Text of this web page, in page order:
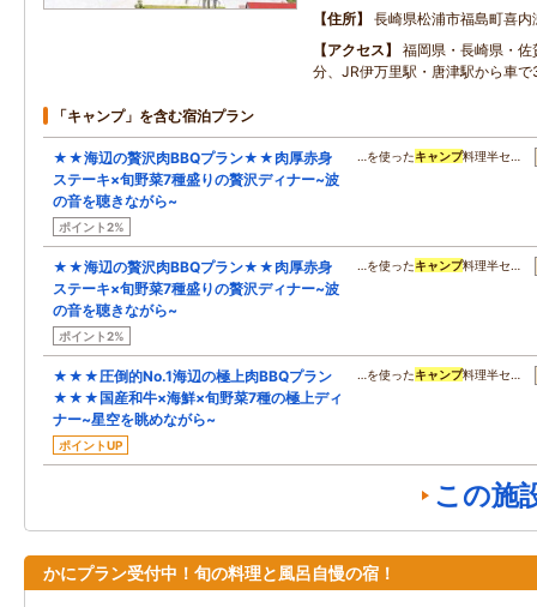
住所
長崎県松浦市福島町喜内
アクセス
福岡県・長崎県・
分、JR伊万里駅・唐津駅から車
「キャンプ」を含む宿泊プラン
★★海辺の贅沢肉BBQプラン★★肉厚赤身
ステーキ×旬野菜7種盛りの贅沢ディナー~波
の音を聴きながら~
ポイント2%
…を使ったキャンプ料理半セ…
★★海辺の贅沢肉BBQプラン★★肉厚赤身
ステーキ×旬野菜7種盛りの贅沢ディナー~波
の音を聴きながら~
ポイント2%
…を使ったキャンプ料理半セ…
★★★圧倒的No.1海辺の極上肉BBQプラン
★★★国産和牛×海鮮×旬野菜7種の極上ディ
ナー~星空を眺めながら~
ポイントUP
…を使ったキャンプ料理半セ…
この施
かにプラン受付中！旬の料理と風呂自慢の宿！